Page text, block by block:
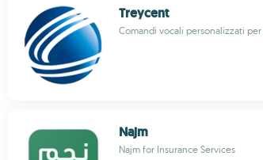
Treycent
Comandi vocali personalizzati
Najm
Najm for Insurance Services